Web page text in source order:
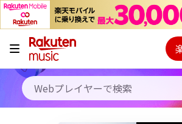
キャンペーン
料金プラン
使い方 ご契